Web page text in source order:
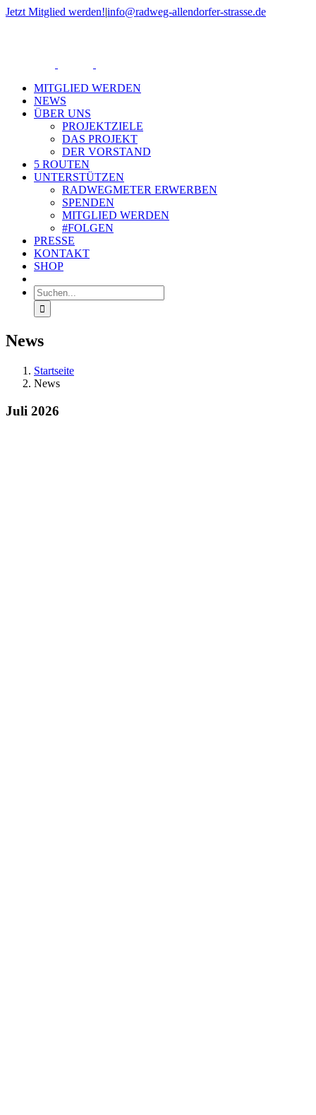
Zum
Jetzt Mitglied werden!|info@radweg-allendorfer-strasse.de
MITGLIED WERDEN
NEWS
ÜBER UNS
PROJEKTZIELE
DAS PROJEKT
DER VORSTAND
5 ROUTEN
UNTERSTÜTZEN
RADWEGMETER ERWERBEN
SPENDEN
MITGLIED WERDEN
#FOLGEN
PRESSE
KONTAKT
SHOP
Suche
nach:
News
Startseite
News
Juli 2026